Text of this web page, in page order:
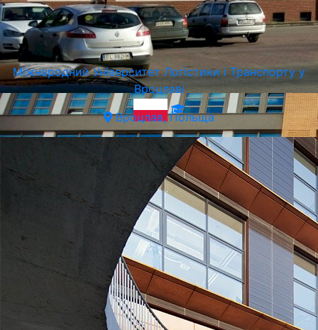
Міжнародний Університет Логістики і Транспорту у
Вроцлаві
Вроцлав, Польща